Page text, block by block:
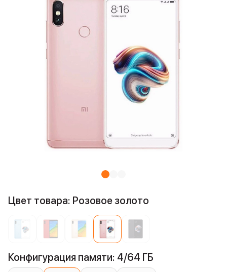
Цвет товара: Розовое золото
Конфигурация памяти: 4/64 ГБ